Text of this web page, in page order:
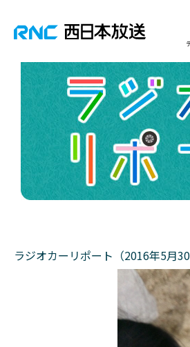
ラジオカーリポート（2016年5月30